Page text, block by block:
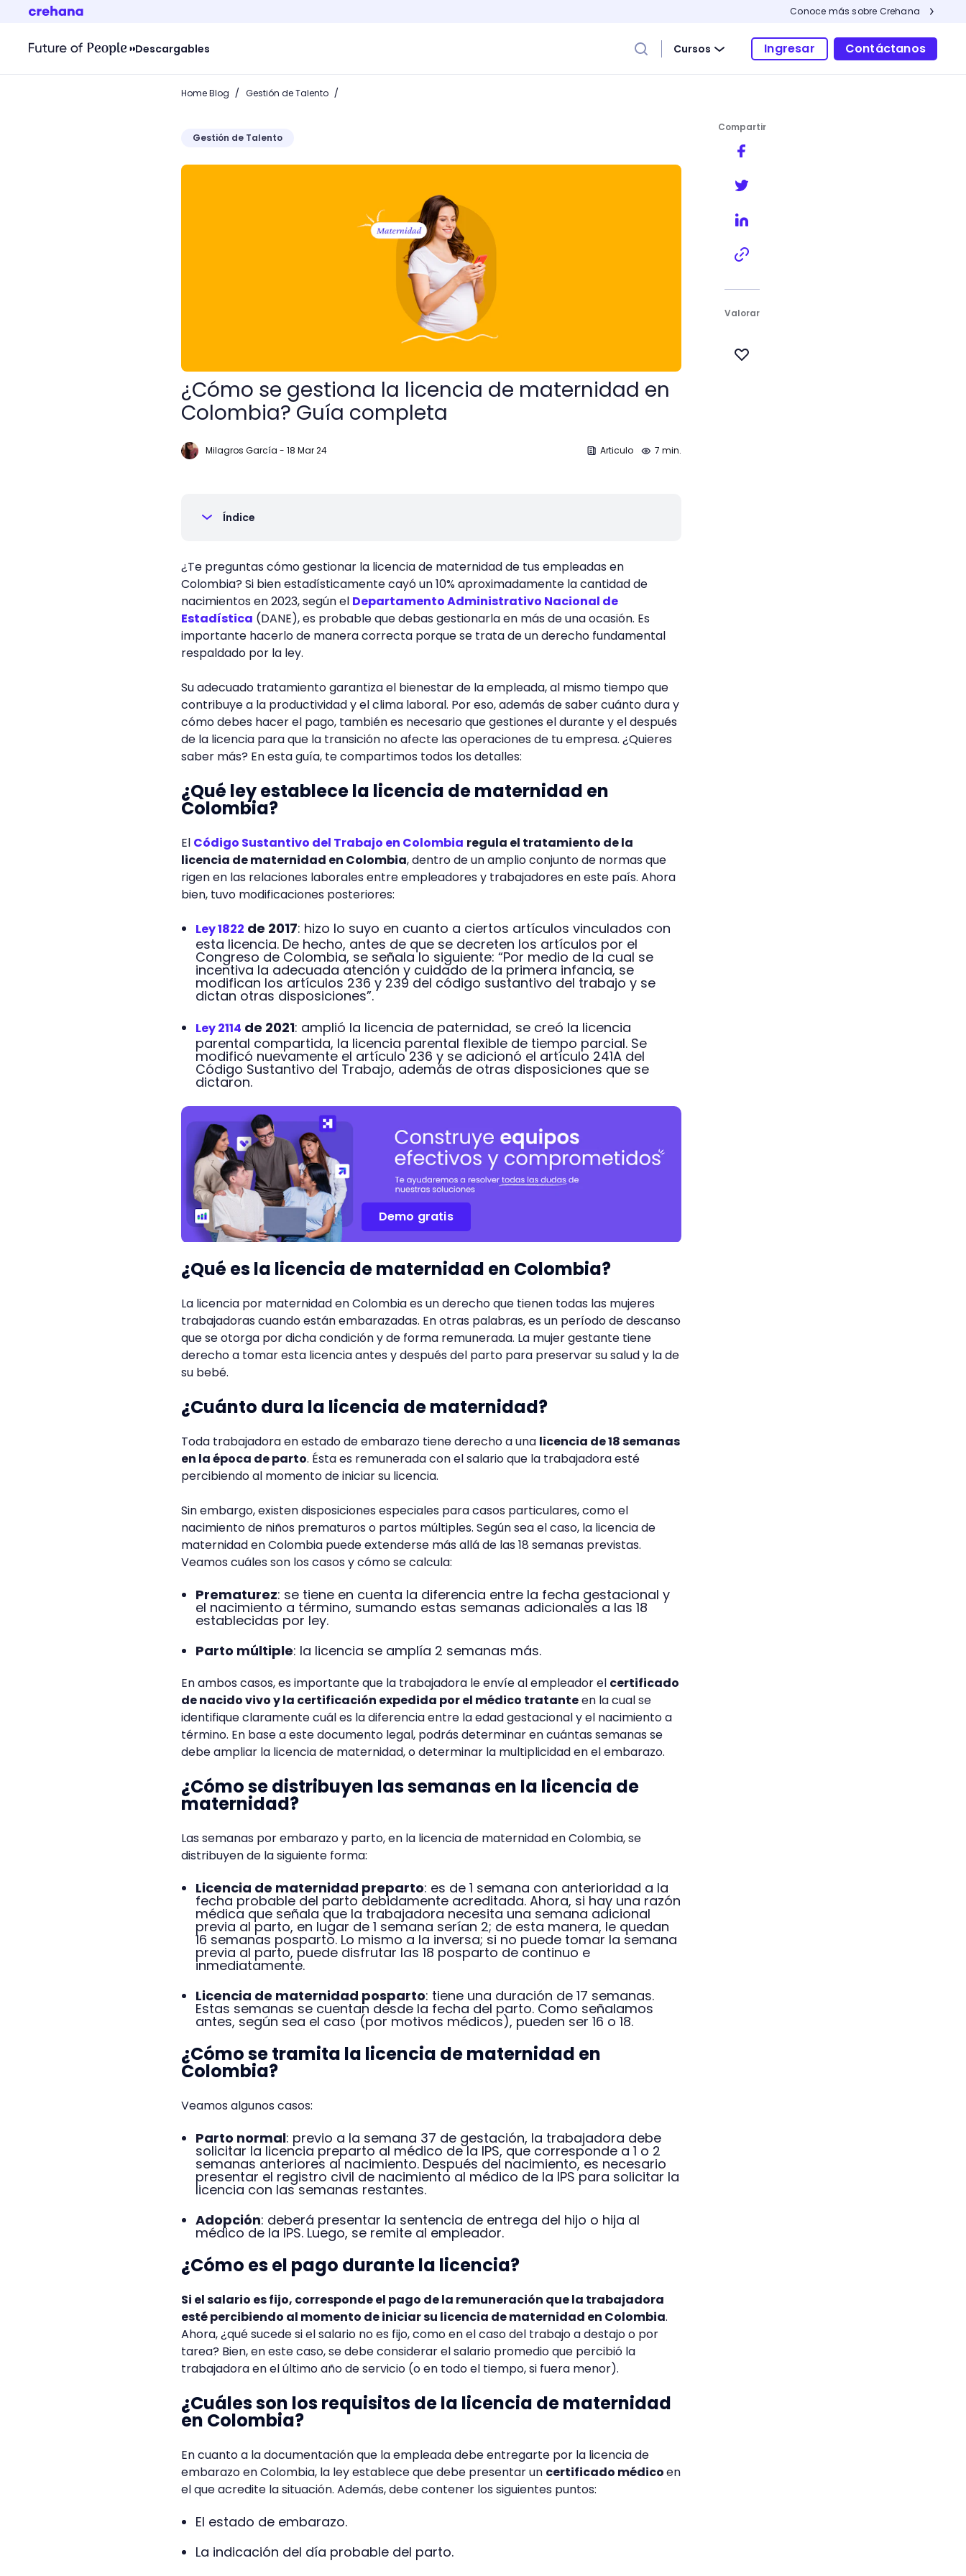
Conoce más sobre Crehana
Descargables Cursos Ingresar Contáctanos
Home Blog / Gestión de Talento /
Gestión de Talento
¿Cómo se gestiona la licencia de maternidad en Colombia? Guía completa
¿Cómo se gestiona la licencia de maternidad en
Colombia? Guía completa
Milagros García - 18 Mar 24 Articulo 7 min.
Índice
¿Te preguntas cómo gestionar la licencia de maternidad de tus empleadas en
Colombia? Si bien estadísticamente cayó un 10% aproximadamente la cantidad de
nacimientos en 2023, según el Departamento Administrativo Nacional de
Estadística (DANE), es probable que debas gestionarla en más de una ocasión. Es
importante hacerlo de manera correcta porque se trata de un derecho fundamental
respaldado por la ley.
Su adecuado tratamiento garantiza el bienestar de la empleada, al mismo tiempo que
contribuye a la productividad y el clima laboral. Por eso, además de saber cuánto dura y
cómo debes hacer el pago, también es necesario que gestiones el durante y el después
de la licencia para que la transición no afecte las operaciones de tu empresa. ¿Quieres
saber más? En esta guía, te compartimos todos los detalles:
¿Qué ley establece la licencia de maternidad en
Colombia?
El Código Sustantivo del Trabajo en Colombia regula el tratamiento de la
licencia de maternidad en Colombia, dentro de un amplio conjunto de normas que
rigen en las relaciones laborales entre empleadores y trabajadores en este país. Ahora
bien, tuvo modificaciones posteriores:
Ley 1822 de 2017: hizo lo suyo en cuanto a ciertos artículos vinculados con
esta licencia. De hecho, antes de que se decreten los artículos por el
Congreso de Colombia, se señala lo siguiente: “Por medio de la cual se
incentiva la adecuada atención y cuidado de la primera infancia, se
modifican los artículos 236 y 239 del código sustantivo del trabajo y se
dictan otras disposiciones”.
Ley 2114 de 2021: amplió la licencia de paternidad, se creó la licencia
parental compartida, la licencia parental flexible de tiempo parcial. Se
modificó nuevamente el artículo 236 y se adicionó el artículo 241A del
Código Sustantivo del Trabajo, además de otras disposiciones que se
dictaron.
Demo gratis
¿Qué es la licencia de maternidad en Colombia?
La licencia por maternidad en Colombia es un derecho que tienen todas las mujeres
trabajadoras cuando están embarazadas. En otras palabras, es un período de descanso
que se otorga por dicha condición y de forma remunerada. La mujer gestante tiene
derecho a tomar esta licencia antes y después del parto para preservar su salud y la de
su bebé.
¿Cuánto dura la licencia de maternidad?
Toda trabajadora en estado de embarazo tiene derecho a una licencia de 18 semanas
en la época de parto. Ésta es remunerada con el salario que la trabajadora esté
percibiendo al momento de iniciar su licencia.
Sin embargo, existen disposiciones especiales para casos particulares, como el
nacimiento de niños prematuros o partos múltiples. Según sea el caso, la licencia de
maternidad en Colombia puede extenderse más allá de las 18 semanas previstas.
Veamos cuáles son los casos y cómo se calcula:
Prematurez: se tiene en cuenta la diferencia entre la fecha gestacional y
el nacimiento a término, sumando estas semanas adicionales a las 18
establecidas por ley.
Parto múltiple: la licencia se amplía 2 semanas más.
En ambos casos, es importante que la trabajadora le envíe al empleador el certificado
de nacido vivo y la certificación expedida por el médico tratanteen la cual se
identifique claramente cuál es la diferencia entre la edad gestacional y el nacimiento a
término. En base a este documento legal, podrás determinar en cuántas semanas se
debe ampliar la licencia de maternidad, o determinar la multiplicidad en el embarazo.
¿Cómo se distribuyen las semanas en la licencia de
maternidad?
Las semanas por embarazo y parto, en la licencia de maternidad en Colombia, se
distribuyen de la siguiente forma:
Licencia de maternidad preparto: es de 1 semana con anterioridad a la
fecha probable del parto debidamente acreditada. Ahora, si hay una razón
médica que señala que la trabajadora necesita una semana adicional
previa al parto, en lugar de 1 semana serían 2; de esta manera, le quedan
16 semanas posparto. Lo mismo a la inversa; si no puede tomar la semana
previa al parto, puede disfrutar las 18 posparto de continuo e
inmediatamente.
Licencia de maternidad posparto: tiene una duración de 17 semanas.
Estas semanas se cuentan desde la fecha del parto. Como señalamos
antes, según sea el caso (por motivos médicos), pueden ser 16 o 18.
¿Cómo se tramita la licencia de maternidad en
Colombia?
Veamos algunos casos:
Parto normal: previo a la semana 37 de gestación, la trabajadora debe
solicitar la licencia preparto al médico de la IPS, que corresponde a 1 o 2
semanas anteriores al nacimiento. Después del nacimiento, es necesario
presentar el registro civil de nacimiento al médico de la IPS para solicitar la
licencia con las semanas restantes.
Adopción: deberá presentar la sentencia de entrega del hijo o hija al
médico de la IPS. Luego, se remite al empleador.
¿Cómo es el pago durante la licencia?
Si el salario es fijo, corresponde el pago de la remuneración que la trabajadora
esté percibiendo al momento de iniciar su licencia de maternidad en Colombia.
Ahora, ¿qué sucede si el salario no es fijo, como en el caso del trabajo a destajo o por
tarea? Bien, en este caso, se debe considerar el salario promedio que percibió la
trabajadora en el último año de servicio (o en todo el tiempo, si fuera menor).
¿Cuáles son los requisitos de la licencia de maternidad
en Colombia?
En cuanto a la documentación que la empleada debe entregarte por la licencia de
embarazo en Colombia, la ley establece que debe presentar un certificado médicoen
el que acredite la situación. Además, debe contener los siguientes puntos:
El estado de embarazo.
La indicación del día probable del parto.
Compartir
Valorar